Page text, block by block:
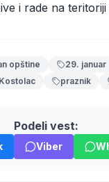
i rade na
opštine
29. januar
praznik
Podeli vest:
Viber